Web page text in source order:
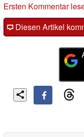
Ersten Kommentar
Diesen Artikel